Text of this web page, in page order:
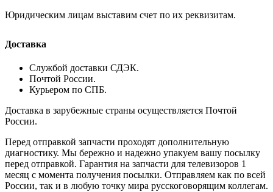
Юридическим лицам выставим счет по их реквизитам.
Доставка
Службой доставки СДЭК.
Почтой России.
Курьером по СПБ.
Доставка в зарубежные страны осуществляется Почтой
России.
Перед отправкой запчасти проходят дополнительную
диагностику. Мы бережно и надежно упакуем вашу посылку
перед отправкой. Гарантия на запчасти для телевизоров 1
месяц с момента получения посылки. Отправляем как по всей
России, так и в любую точку мира русскоговорящим коллегам.